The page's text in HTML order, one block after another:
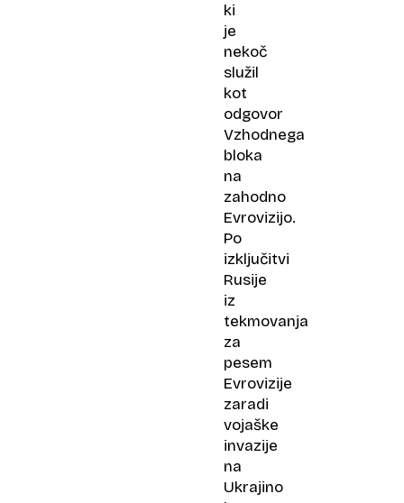
ki
je
nekoč
služil
kot
odgovor
Vzhodnega
bloka
na
zahodno
Evrovizijo.
Po
izključitvi
Rusije
iz
tekmovanja
za
pesem
Evrovizije
zaradi
vojaške
invazije
na
Ukrajino